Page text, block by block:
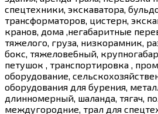
спецтехники, экскаватора,
трансформаторов, цистерн,
кранов, дома ,негабаритные
тяжелого, груза, низкорамник,
бокс, тяжелове6ный,
петушок , транспортировка ,
оборудование,
оборудования для бурения,
длинномерный, шаланда, тягач,
междугородние, трал для